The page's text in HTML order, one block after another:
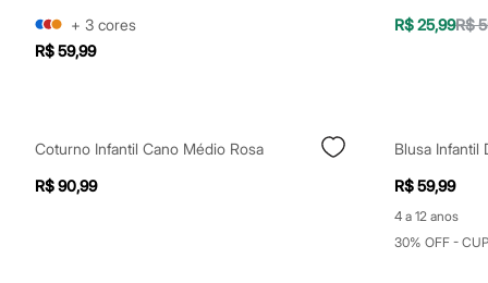
Cuecas
Meias
Pijamas
Blusas e Camisetas
Calças
Camisas
Casacos e Jaquetas
+ 3 cores
R$ 59,99
R$ 25,99R$
Coturno Infantil Cano Médio Rosa
R$ 90,99
R$ 59,99
4 a 12 anos
30% OFF -